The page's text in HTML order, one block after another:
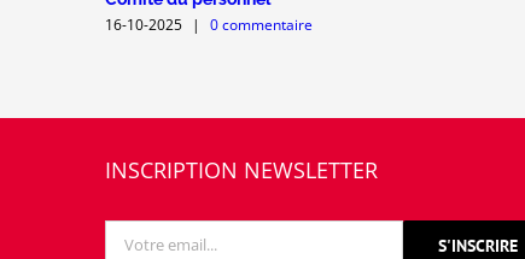
16-10-2025 | 0 commentaire
INSCRIPTION NEWSLETTER